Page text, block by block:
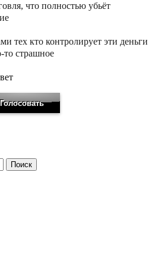
что полностью убьёт
тех кто контролирует эти деньги
то страшное